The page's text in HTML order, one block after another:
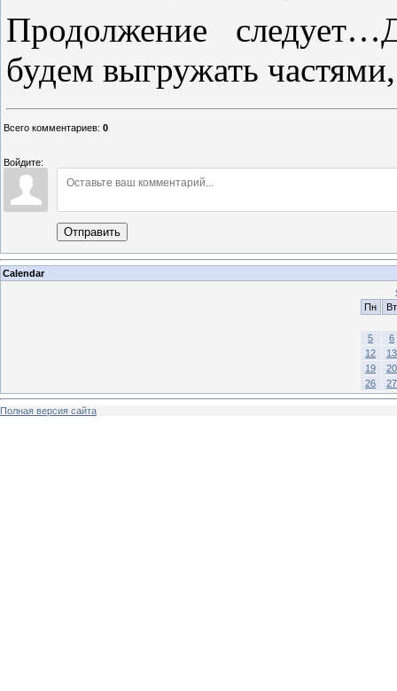
Продолжение
будем выгружать
Всего комментариев: 0
Войдите:
Отправить
Calendar
Пн
Вт
5
6
12
13
19
20
26
27
Полная версия сайта